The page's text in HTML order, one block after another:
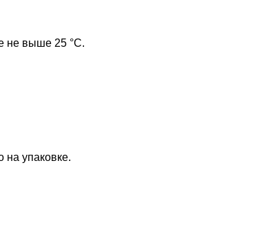
не выше 25 °C.
на упаковке.